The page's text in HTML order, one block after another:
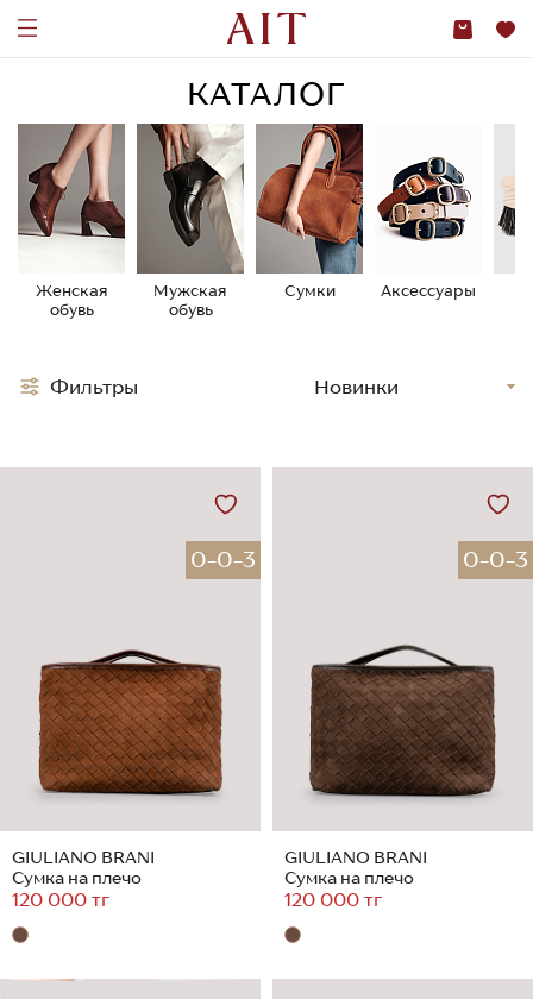
КАТАЛОГ
Женская
обувь
Мужская
обувь
Сумки Аксессуары
0-0-3
GIULIANO BRANI
Сумка на плечо
120 000 тг
0-0-3
GIULIANO BRANI
Сумка на плечо
120 000 тг
Фильтры